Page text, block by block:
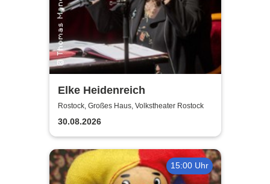
Elke Heidenreich
Rostock, Großes Haus, Volkstheater Rostock
30.08.2026
15:00 Uhr